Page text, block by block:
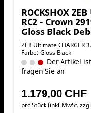
ROCKSHOX
RC2 - Crown
Gloss Black
ZEB Ultimate CHARGER
Farbe: Gloss Black
Der Artikel
fragen Sie an
1.179,00 CHF
pro Stück (inkl. MwSt.